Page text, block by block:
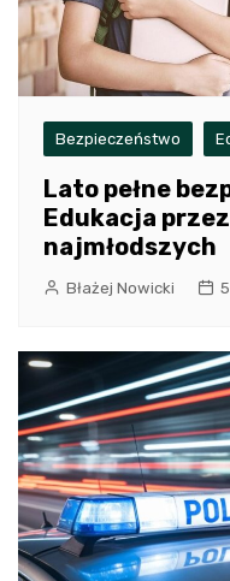
Bezpieczeństwo
Lato pełne
Edukacja
najmłodszych
Błażej Nowicki